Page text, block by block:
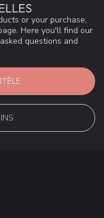
or your purchase,
Here you'll find our
questions and